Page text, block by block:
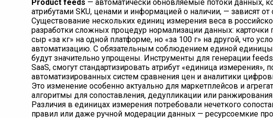
Product feeds — автоматически обновляемые потоки данных,
атрибутами SKU, ценами и информацией о наличии, — зависят
Существование нескольких единиц измерения веса в
разработки сложных процедур нормализации данных: карточки
сыр «за кг» на одной платформе, но «за 100 г» на другой, что
автоматизацию. С обязательным соблюдением единой
будут значительно упрощены. Инструменты для генерации
SaaS, смогут стандартизировать атрибут «единица
автоматизированных систем сравнения цен и аналитики
Это изменение особенно актуально для маркетплейсов и
алгоритмы для сопоставления, дедупликации или
Различия в единицах измерения потребовали нечеткого
правил или даже ручной модерации данных — ресурсоемкие